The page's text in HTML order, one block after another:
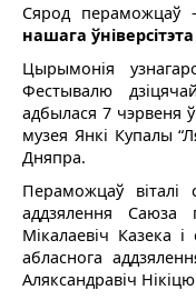
Сярод
нашага
Цырымонія
Фестывалю
адбылася 7 чэрвеня ў
музея Янкі Купалы
Дняпра.
Пераможцаў віталі
аддзялення Саюза
Мікалаевіч Казека
абласнога
Аляксандравіч